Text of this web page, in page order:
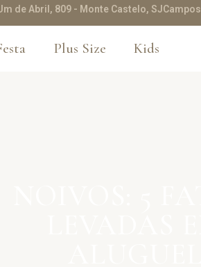
de Abril, 809 - Monte Castelo, SJCampos
Plus Size Kids